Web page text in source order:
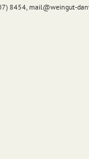
8454, mail@weingut-